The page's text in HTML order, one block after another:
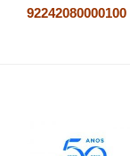
92242080000100